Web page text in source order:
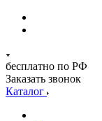
бесплатно по РФ
Заказать звонок
Каталог